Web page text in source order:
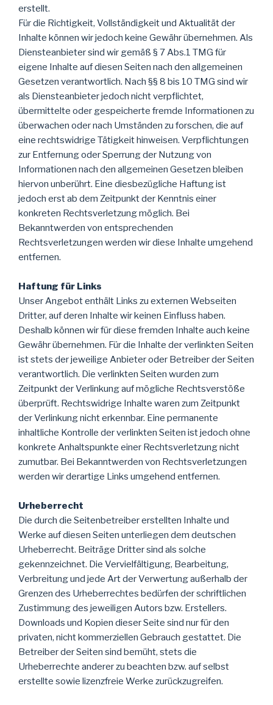
erstellt.
Für die Richtigkeit, Vollständigkeit und Aktualität der
Inhalte können wir jedoch keine Gewähr übernehmen. Als
Diensteanbieter sind wir gemäß § 7 Abs.1 TMG für
eigene Inhalte auf diesen Seiten nach den allgemeinen
Gesetzen verantwortlich. Nach §§ 8 bis 10 TMG sind wir
als Diensteanbieter jedoch nicht verpflichtet,
übermittelte oder gespeicherte fremde Informationen zu
überwachen oder nach Umständen zu forschen, die auf
eine rechtswidrige Tätigkeit hinweisen. Verpflichtungen
zur Entfernung oder Sperrung der Nutzung von
Informationen nach den allgemeinen Gesetzen bleiben
hiervon unberührt. Eine diesbezügliche Haftung ist
jedoch erst ab dem Zeitpunkt der Kenntnis einer
konkreten Rechtsverletzung möglich. Bei
Bekanntwerden von entsprechenden
Rechtsverletzungen werden wir diese Inhalte umgehend
entfernen.
Haftung für Links
Unser Angebot enthält Links zu externen Webseiten
Dritter, auf deren Inhalte wir keinen Einfluss haben.
Deshalb können wir für diese fremden Inhalte auch keine
Gewähr übernehmen. Für die Inhalte der verlinkten Seiten
ist stets der jeweilige Anbieter oder Betreiber der Seiten
verantwortlich. Die verlinkten Seiten wurden zum
Zeitpunkt der Verlinkung auf mögliche Rechtsverstöße
überprüft. Rechtswidrige Inhalte waren zum Zeitpunkt
der Verlinkung nicht erkennbar. Eine permanente
inhaltliche Kontrolle der verlinkten Seiten ist jedoch ohne
konkrete Anhaltspunkte einer Rechtsverletzung nicht
zumutbar. Bei Bekanntwerden von Rechtsverletzungen
werden wir derartige Links umgehend entfernen.
Urheberrecht
Die durch die Seitenbetreiber erstellten Inhalte und
Werke auf diesen Seiten unterliegen dem deutschen
Urheberrecht. Beiträge Dritter sind als solche
gekennzeichnet. Die Vervielfältigung, Bearbeitung,
Verbreitung und jede Art der Verwertung außerhalb der
Grenzen des Urheberrechtes bedürfen der schriftlichen
Zustimmung des jeweiligen Autors bzw. Erstellers.
Downloads und Kopien dieser Seite sind nur für den
privaten, nicht kommerziellen Gebrauch gestattet. Die
Betreiber der Seiten sind bemüht, stets die
Urheberrechte anderer zu beachten bzw. auf selbst
erstellte sowie lizenzfreie Werke zurückzugreifen.